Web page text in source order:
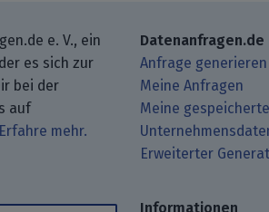
e. V., ein
es sich zur
bei der
auf
Erfahre mehr.
Blogbeiträge mit
GitHub.
Dich mit uns über
uns bei Mastodon.
Datenanfragen.de
Anfrage generieren
Meine Anfragen
Meine
Erweiterter
Informationen